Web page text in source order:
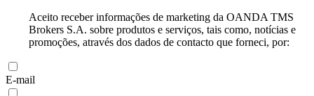
Aceito receber informações de marketing da OANDA TMS
Brokers S.A. sobre produtos e serviços, tais como, notícias e
promoções, através dos dados de contacto que forneci, por:
E-mail